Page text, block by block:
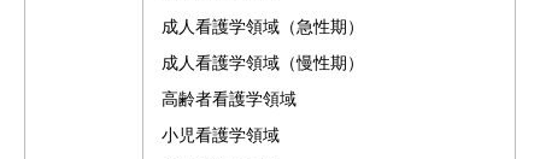
成人看護学領域（急性期）
成人看護学領域（慢性期）
高齢者看護学領域
小児看護学領域